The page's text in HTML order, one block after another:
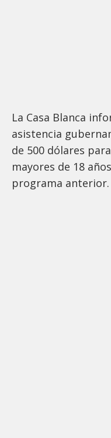
La Casa Blanca
asistencia
de 500 dólares
mayores de 18
programa anterior.